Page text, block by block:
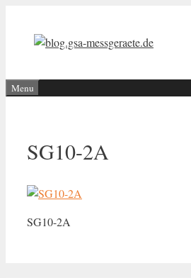
contenu
Menu
SG10-2A
SG10-2A